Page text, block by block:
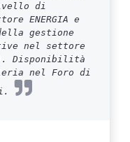
di
ENERGIA e
gestione
nel settore
Disponibilità
nel Foro di